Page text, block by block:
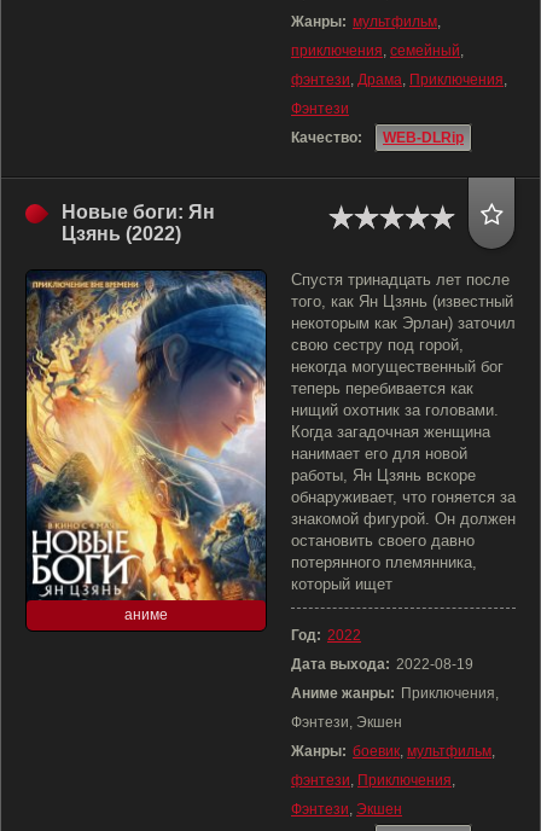
Жанры: мультфильм,
приключения, семейный,
фэнтези, Драма, Приключения,
Фэнтези
Качество:
WEB-DLRip
Новые боги: Ян
Цзянь (2022)
аниме
Спустя тринадцать лет после
того, как Ян Цзянь (известный
некоторым как Эрлан) заточил
свою сестру под горой,
некогда могущественный бог
теперь перебивается как
нищий охотник за головами.
Когда загадочная женщина
нанимает его для новой
работы, Ян Цзянь вскоре
обнаруживает, что гоняется за
знакомой фигурой. Он должен
остановить своего давно
потерянного племянника,
который ищет
Год: 2022
Дата выхода: 2022-08-19
Аниме жанры: Приключения,
Фэнтези, Экшен
Жанры: боевик, мультфильм,
фэнтези, Приключения,
Фэнтези, Экшен